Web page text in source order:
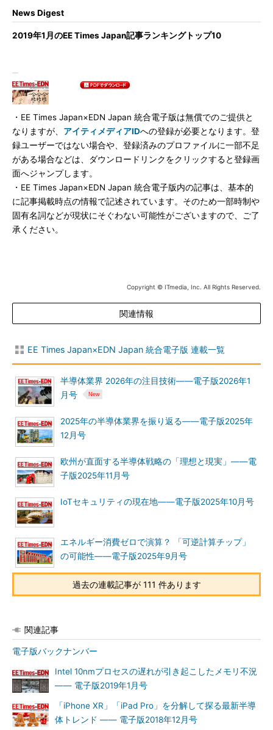
News Digest
2019年1月のEE Times Japan記事ランキングトップ10
・EE Times Japan×EDN Japan 統合電子版は無償でのご提供と
なりますが、 アイティメディアIDへの登録が必要となります。登
録ユーザーではない場合や、登録済みのプロファイルに一部不足
がある場合などは、ダウンロードリンクをクリックすると登録画
面へジャンプします。
・EE Times Japan×EDN Japan 統合電子版内の記事は、基本的
に記事掲載時点の情報で記述されています。そのため一部時制や
固有名詞などが現状にそぐわない可能性がございますので、ご了
承ください。
Copyright © ITmedia, Inc. All Rights Reserved.
関連情報
EE Times Japan×EDN Japan 統合電子版 連載一覧
半導体業界 2026年の注目技術――電子版2026年1
月号
2025年の半導体業界を振り返る――電子版2025年
12月号
欧州が直面する半導体戦略の「理想と現実」――電
子版2025年11月号
IoTセキュリティの現在地――電子版2025年10月号
エネルギー消費ゼロで演算？ 「可逆計算チップ」
の可能性――電子版2025年9月号
過去の連載記事が 111 件あります
関連記事
電子版バックナンバー
Intel 10nmプロセスの遅れが引き起こしたメモリ不況
―― 電子版2019年1月号
「iPhone XR」「iPad Pro」を分解して探る最新半導
体トレンド ―― 電子版2018年12月号